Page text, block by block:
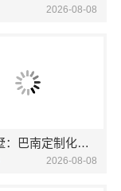
2026-08-08
重庆御墅：巴南定制化建房工期短
2026-08-08